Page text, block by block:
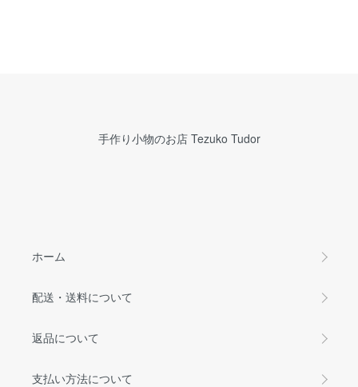
手作り小物のお店 Tezuko Tudor
ホーム
配送・送料について
返品について
支払い方法について